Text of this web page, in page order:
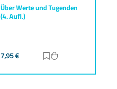
Über Werte und Tugenden
(4. Aufl.)
7,95€ Zur Merkliste